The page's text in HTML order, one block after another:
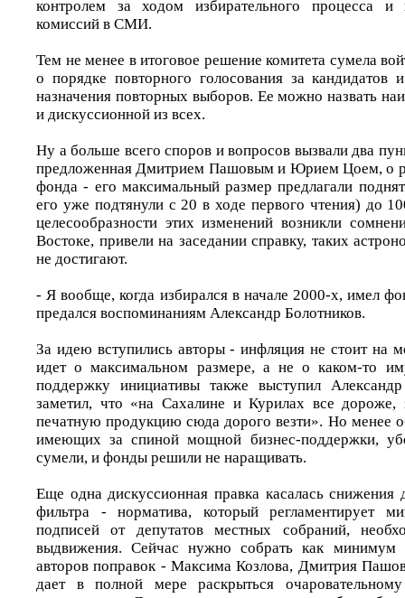
контролем за ходом избирательного процесса и
комиссий в СМИ.
Тем не менее в итоговое решение комитета сумела
о порядке повторного голосования за кандидатов
назначения повторных выборов. Ее можно назвать
и дискуссионной из всех.
Ну а больше всего споров и вопросов вызвали два
предложенная Дмитрием Пашовым и Юрием Цоем, о
фонда - его максимальный размер предлагали
его уже подтянули с 20 в ходе первого чтения) до
целесообразности этих изменений возникли
Востоке, привели на заседании справку, таких
не достигают.
- Я вообще, когда избирался в начале 2000-х, имел
предался воспоминаниям Александр Болотников.
За идею вступились авторы - инфляция не стоит на
идет о максимальном размере, а не о каком-то
поддержку инициативы также выступил
заметил, что «на Сахалине и Курилах все
печатную продукцию сюда дорого везти». Но менее
имеющих за спиной мощной бизнес-поддержки,
сумели, и фонды решили не наращивать.
Еще одна дискуссионная правка касалась снижения
фильтра - норматива, который регламентирует
подписей от депутатов местных собраний,
выдвижения. Сейчас нужно собрать как
авторов поправок - Максима Козлова, Дмитрия
дает в полной мере раскрыться